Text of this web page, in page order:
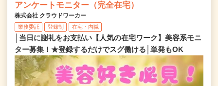
アンケートモニター（完全在宅）
株式会社 クラウドワーカー
業務委託 登録制 在宅・内職
│当日に謝礼をお支払い【人気の在宅ワーク】美容系モニ
ター募集！★登録するだけでスグ働ける│単発もOK